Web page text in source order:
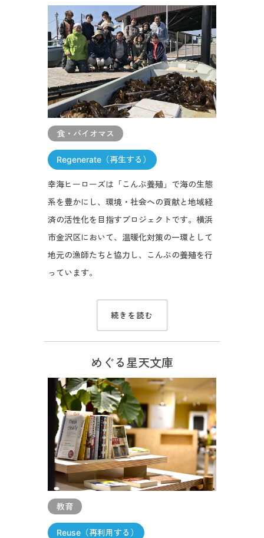
食・バイオマス
Regenerate（再生する）
幸海ヒーローズは「こんぶ養殖」で海の生態
系を豊かにし、環境・社会への貢献と地域経
済の活性化を目指すプロジェクトです。横浜
市金沢区において、温暖化対策の一環として
地元の漁師たちと協力し、こんぶの養殖を行
っています。
続きを読む
めぐる星天文庫
教育
Reuse（再利用する）